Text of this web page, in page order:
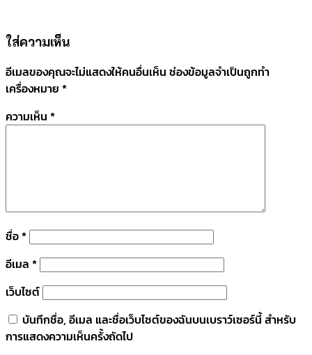
ใส่ความเห็น
อีเมลของคุณจะไม่แสดงให้คนอื่นเห็น ช่องข้อมูลจำเป็นถูกทำ
เครื่องหมาย *
ความเห็น *
ชื่อ*
อีเมล *
เว็บไซต์
บันทึกชื่อ, อีเมล และชื่อเว็บไซต์ของฉันบนเบราว์เซอร์นี้ สำหรับ
การแสดงความเห็นครั้งถัดไป